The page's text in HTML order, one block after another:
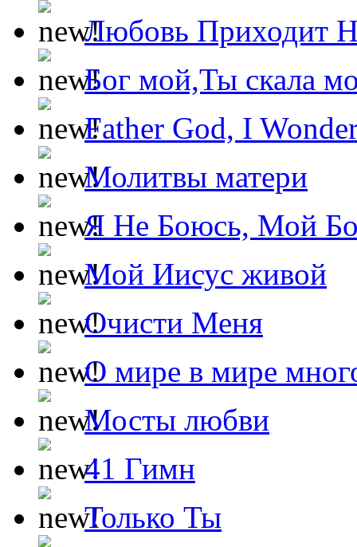
Любовь Приходит
Бог мой,Ты скала
Father God, I
Молитвы матери
Я Не Боюсь, Мой
Мой Иисус живой
Очисти Меня
О мире в мире
Мосты любви
41 Гимн
Только Ты